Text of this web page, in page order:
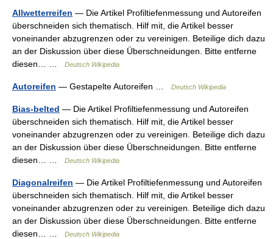
Allwetterreifen — Die Artikel Profiltiefenmessung und Autoreifen
überschneiden sich thematisch. Hilf mit, die Artikel besser
voneinander abzugrenzen oder zu vereinigen. Beteilige dich dazu
an der Diskussion über diese Überschneidungen. Bitte entferne
diesen… …
Deutsch Wikipedia
Autoreifen — Gestapelte Autoreifen … Deutsch Wikipedia
Bias-belted — Die Artikel Profiltiefenmessung und Autoreifen
überschneiden sich thematisch. Hilf mit, die Artikel besser
voneinander abzugrenzen oder zu vereinigen. Beteilige dich dazu
an der Diskussion über diese Überschneidungen. Bitte entferne
diesen… …
Deutsch Wikipedia
Diagonalreifen — Die Artikel Profiltiefenmessung und Autoreifen
überschneiden sich thematisch. Hilf mit, die Artikel besser
voneinander abzugrenzen oder zu vereinigen. Beteilige dich dazu
an der Diskussion über diese Überschneidungen. Bitte entferne
diesen… …
Deutsch Wikipedia